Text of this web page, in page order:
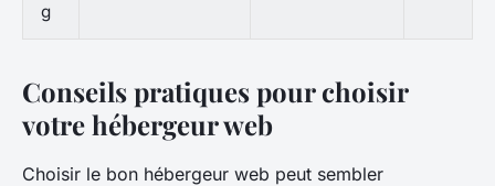
g
Conseils pratiques pour choisir
votre hébergeur web
Choisir le bon hébergeur web peut sembler